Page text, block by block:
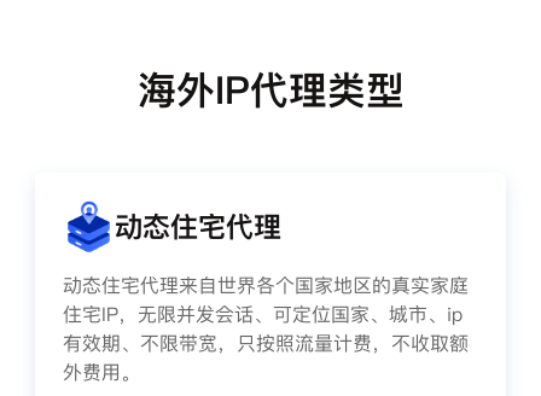
海外IP代理类型
动态住宅代理
动态住宅代理来自世界各个国家地区的真实家庭
住宅IP，无限并发会话、可定位国家、城市、ip
有效期、不限带宽，只按照流量计费，不收取额
外费用。